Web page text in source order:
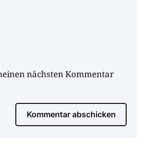
nächsten Kommentar
Kommentar abschicken